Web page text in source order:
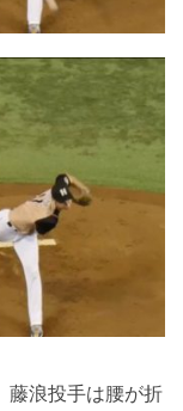
藤浪投手は腰が折